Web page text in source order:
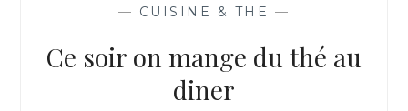
— CUISINE & THE —
Ce soir on mange du thé au
diner